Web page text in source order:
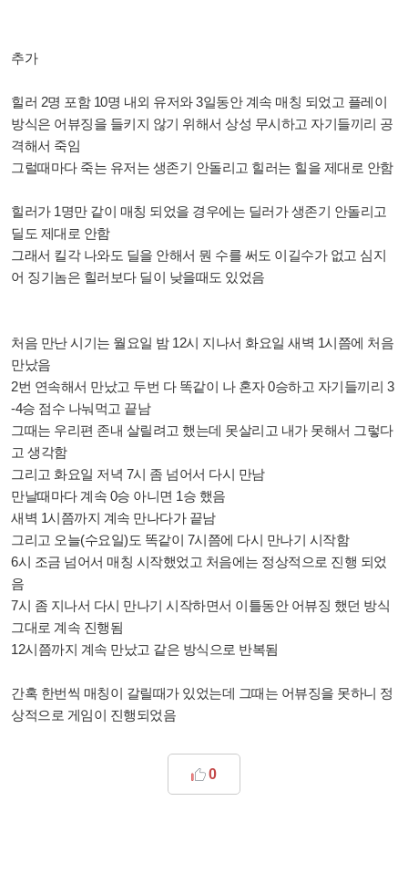
추가
힐러 2명 포함 10명 내외 유저와 3일동안 계속 매칭 되었고 플레이
방식은 어뷰징을 들키지 않기 위해서 상성 무시하고 자기들끼리 공
격해서 죽임
그럴때마다 죽는 유저는 생존기 안돌리고 힐러는 힐을 제대로 안함
힐러가 1명만 같이 매칭 되었을 경우에는 딜러가 생존기 안돌리고
딜도 제대로 안함
그래서 킬각 나와도 딜을 안해서 뭔 수를 써도 이길수가 없고 심지
어 징기놈은 힐러보다 딜이 낮을때도 있었음
처음 만난 시기는 월요일 밤 12시 지나서 화요일 새벽 1시쯤에 처음
만났음
2번 연속해서 만났고 두번 다 똑같이 나 혼자 0승하고 자기들끼리 3
-4승 점수 나눠먹고 끝남
그때는 우리편 존내 살릴려고 했는데 못살리고 내가 못해서 그렇다
고 생각함
그리고 화요일 저녁 7시 좀 넘어서 다시 만남
만날때마다 계속 0승 아니면 1승 했음
새벽 1시쯤까지 계속 만나다가 끝남
그리고 오늘(수요일)도 똑같이 7시쯤에 다시 만나기 시작함
6시 조금 넘어서 매칭 시작했었고 처음에는 정상적으로 진행 되었
음
7시 좀 지나서 다시 만나기 시작하면서 이틀동안 어뷰징 했던 방식
그대로 계속 진행됨
12시쯤까지 계속 만났고 같은 방식으로 반복됨
간혹 한번씩 매칭이 갈릴때가 있었는데 그때는 어뷰징을 못하니 정
상적으로 게임이 진행되었음
0